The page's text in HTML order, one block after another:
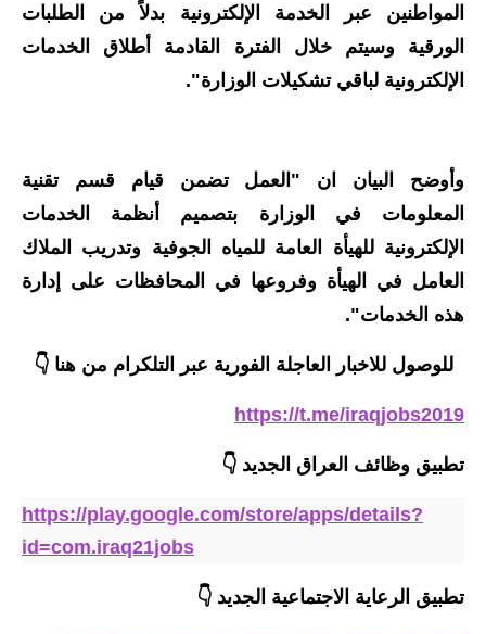
المدارس
اخبار وقرارات وزارة التربية
المرحلة الابتدائية
المرحلة المتوسطة
المرحلة الاعدادية
المرحلة الابتدائية
مرشحات
المواطنين عبر الخدمة الإلكترونية بدلاً من الطلبات
الورقية وسيتم خلال الفترة القادمة أطلاق الخدمات
الإلكترونية لباقي تشكيلات الوزارة".
وأوضح البيان ان "العمل تضمن قيام قسم تقنية
المعلومات في الوزارة بتصميم أنظمة الخدمات
الإلكترونية للهيأة العامة للمياه الجوفية وتدريب الملاك
العامل في الهيأة وفروعها في المحافظات على إدارة
هذه الخدمات".
للوصول للاخبار العاجلة الفورية عبر التلكرام من هنا 👇
https://t.me/iraqjobs2019
تطبيق وظائف العراق الجديد 👇
https://play.google.com/store/apps/details?
id=com.iraq21jobs
تطبيق الرعاية الاجتماعية الجديد 👇